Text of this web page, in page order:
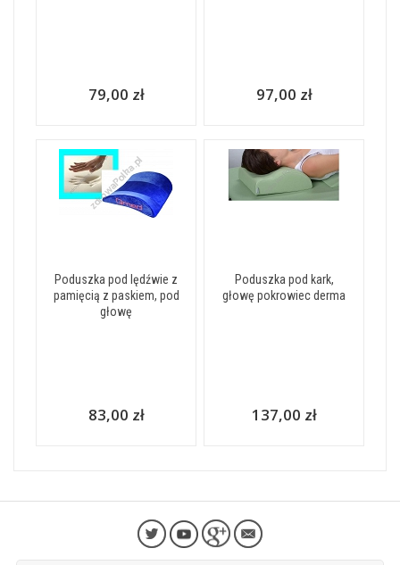
79,00 zł 97,00 zł
Poduszka pod lędźwie z
pamięcią z paskiem, pod
głowę
83,00 zł
Poduszka pod kark,
głowę pokrowiec derma
137,00 zł